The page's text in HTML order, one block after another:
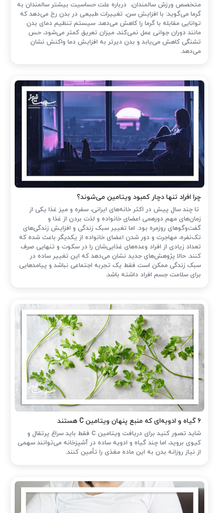
متخصص ورزش سالمندان، درباره علت حساسیت بیشتر سالمندان به
گرما می‌گوید: با افزایش سن، تغییرات طبیعی در بدن رخ می‌دهد که
توانایی مقابله با گرما را کاهش می‌دهد. سیستم تنظیم دمای بدن
مانند دوران جوانی عمل نمی‌کند، میزان تعریق کمتر می‌شود، حس
تشنگی کاهش می‌یابد و بدن دیرتر به افزایش دما واکنش نشان
می‌دهد.
چرا افراد تنها دچار کمبود ویتامین می‌شوند؟
تا چند سال پیش در اکثر خانه‌های ایرانی، سفره و میز غذا یکی از
زمان‌های مهم دورهمی اعضای خانواده و لذت بردن از غذا و
گفت‌وگوهای روزمره بود. اما تغییر سبک زندگی و افزایش زندگی‌های
تک‌نفره، مهاجرت و دور شدن اعضای خانواده از یکدیگر باعث شده که
تعداد زیادی از افراد وعده‌های غذایی‌شان را در سکوت و تنهایی صرف
کنند. حالا پژوهش‌های جدید نشان می‌دهد که این تغییر ساده در
سبک زندگی ممکن است فقط یک تجربه اجتماعی نباشد و پیامدهایی
برای سلامت جسم افراد داشته باشد.
۶ گیاه و ادویه‌ای که منبع پنهان ویتامین C هستند
شاید تصور کنید برای دریافت ویتامین C فقط باید سراغ پرتقال و
کیوی بروید، اما چند گیاه و ادویه ساده در آشپزخانه می‌توانند سهمی
از نیاز روزانه بدن به این ماده مغذی را تأمین کنند.